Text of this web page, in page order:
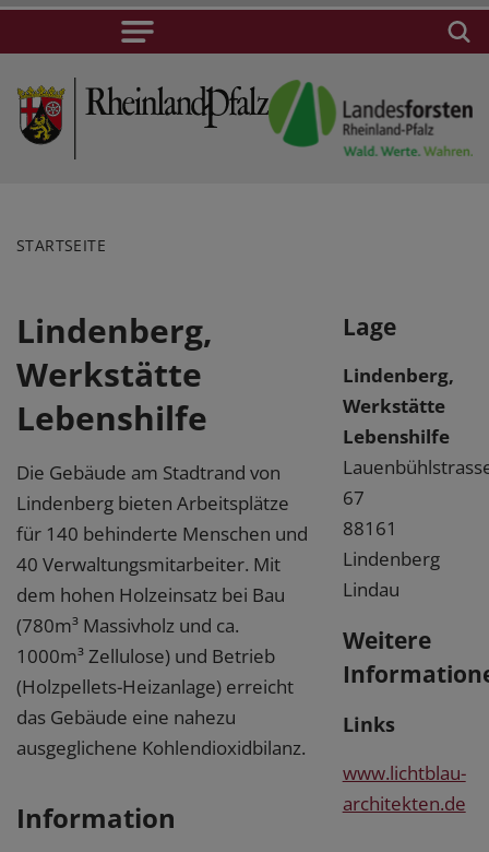
STARTSEITE
Lindenberg,
Werkstätte
Lebenshilfe
Die Gebäude am Stadtrand von
Lindenberg bieten Arbeitsplätze
für 140 behinderte Menschen und
40 Verwaltungsmitarbeiter. Mit
dem hohen Holzeinsatz bei Bau
(780m³ Massivholz und ca.
1000m³ Zellulose) und Betrieb
(Holzpellets-Heizanlage) erreicht
das Gebäude eine nahezu
ausgeglichene Kohlendioxidbilanz.
Information
Lage
Lindenberg,
Werkstätte
Lebenshilfe
67
88161
Lindenberg
Lindau
Weitere
Links
www.lichtblau-
architekten.de